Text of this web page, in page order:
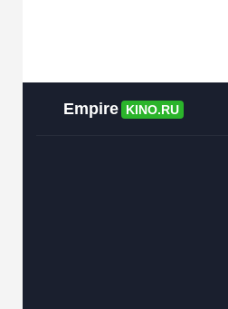
Empire KINO.RU